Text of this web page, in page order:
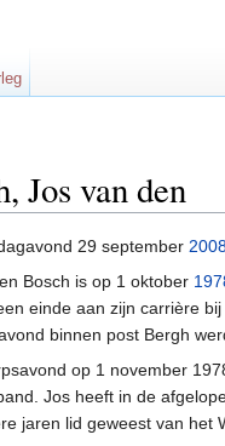
Jos van den
29 september
Bosch is op 1 oktober
einde aan zijn carrière
binnen post Bergh
op 1 november
Jos heeft in de
jaren lid geweest van het